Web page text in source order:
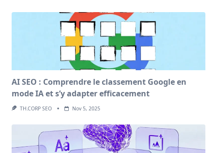
AI SEO : Comprendre le classement Google en
mode IA et s’y adapter efficacement
TH.CORP SEO Nov 5, 2025